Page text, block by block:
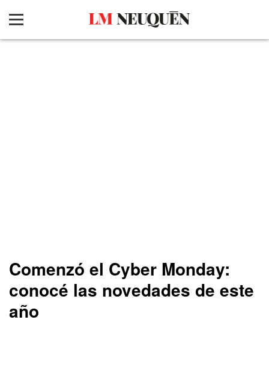
Comenzó el Cyber Monday:
conocé las novedades de este
año